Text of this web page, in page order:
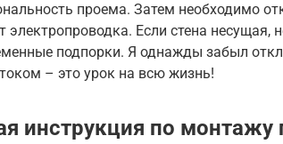
проема. Затем необходимо
электропроводка. Если стена несущая,
подпорки. Я однажды забыл
– это урок на всю жизнь!
инструкция по монтажу